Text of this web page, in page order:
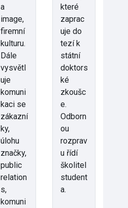
a
image,
firemní
kulturu.
Dále
vysvětl
uje
komuni
kaci se
zákazní
ky,
úlohu
značky,
public
relation
s,
komuni
které
zaprac
uje do
tezí k
státní
doktors
ké
zkoušc
e.
Odborn
ou
rozprav
u řídí
školitel
student
a.